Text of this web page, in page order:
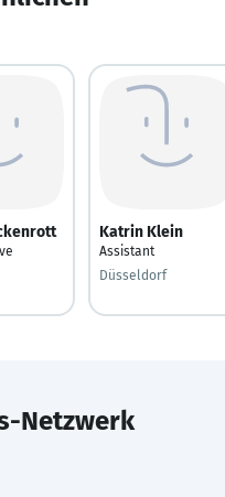
Katrin Klein
Assistant
Düsseldorf
Netzwerk